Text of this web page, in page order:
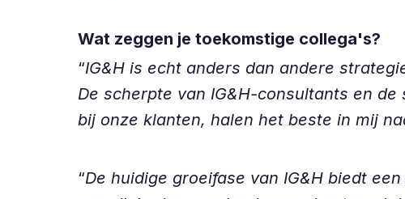
Wat zeggen je toekomstige collega's?
“IG&H is echt anders dan andere
De scherpte van IG&H-consultants en
bij onze klanten, halen het beste in mij
“De huidige groeifase van IG&H biedt